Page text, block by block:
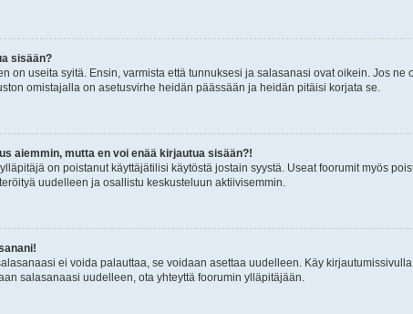
sisään?
on useita syitä. Ensin, varmista että tunnuksesi ja salasanasi ovat oikein. Jos
omistajalla on asetusvirhe heidän päässään ja heidän pitäisi korjata se.
aiemmin, mutta en voi enää kirjautua sisään?!
on poistanut käyttäjätilisi käytöstä jostain syystä. Useat foorumit myös
uudelleen ja osallistu keskusteluun aktiivisemmin.
ei voida palauttaa, se voidaan asettaa uudelleen. Käy
salasanaasi uudelleen, ota yhteyttä foorumin ylläpitäjään.